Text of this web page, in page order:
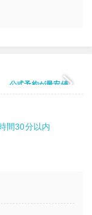
公式予約が最安値
間30分以内